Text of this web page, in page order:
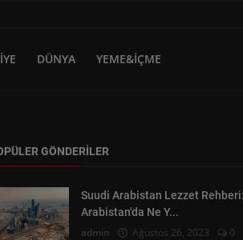
DÜNYA YEME&İÇME
GÖNDERILER
Suudi Arabistan Lezzet
Arabistan'da Ne Y...
admin Ağustos 26, 2023
0